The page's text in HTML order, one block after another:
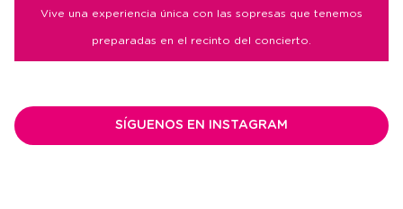
Vive una experiencia única con las sopresas que tenemos
preparadas en el recinto del concierto.
SÍGUENOS EN INSTAGRAM